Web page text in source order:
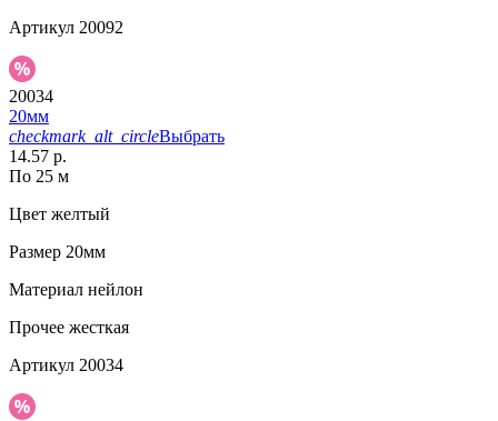
Артикул 20092
20034
20мм
checkmark_alt_circleВыбрать
14.57 р.
По 25 м
Цвет желтый
Размер 20мм
Материал нейлон
Прочее жесткая
Артикул 20034